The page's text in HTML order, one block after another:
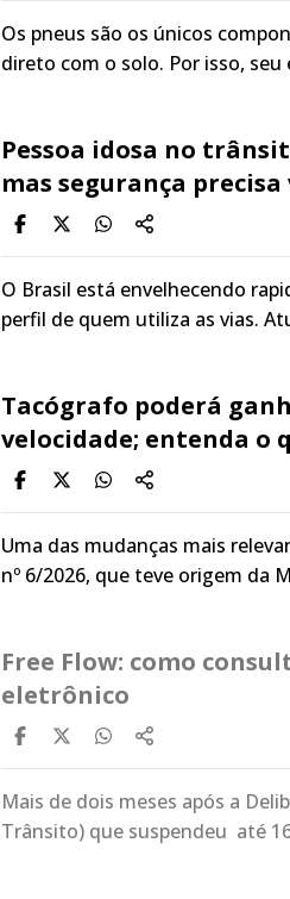
Os pneus são os únicos
direto com o solo. Por isso,
Pessoa idosa no
mas segurança
O Brasil está envelhecendo
perfil de quem utiliza as vias.
Tacógrafo poderá
velocidade; entenda o
Uma das mudanças mais
nº 6/2026, que teve origem da
Free Flow: como
eletrônico
Mais de dois meses após a
Trânsito) que suspendeu até